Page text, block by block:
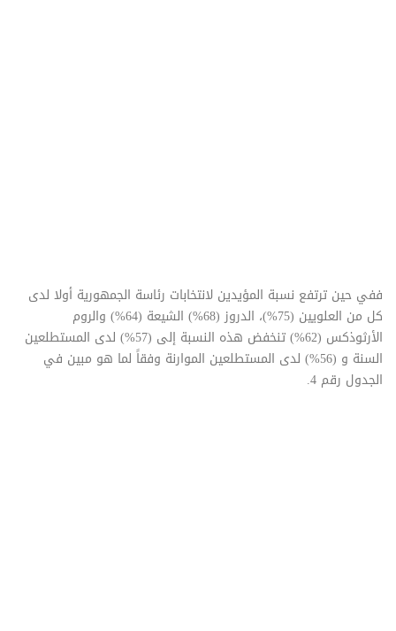
ففي حين ترتفع نسبة المؤيدين لانتخابات رئاسة الجمهورية أولا لدى
كل من العلويين (75%)، الدروز (68%) الشيعة (64%) والروم
الأرثوذكس (62%) تنخفض هذه النسبة إلى (57%) لدى المستطلعين
السنة و (56%) لدى المستطلعين الموارنة وفقاً لما هو مبين في
الجدول رقم 4.